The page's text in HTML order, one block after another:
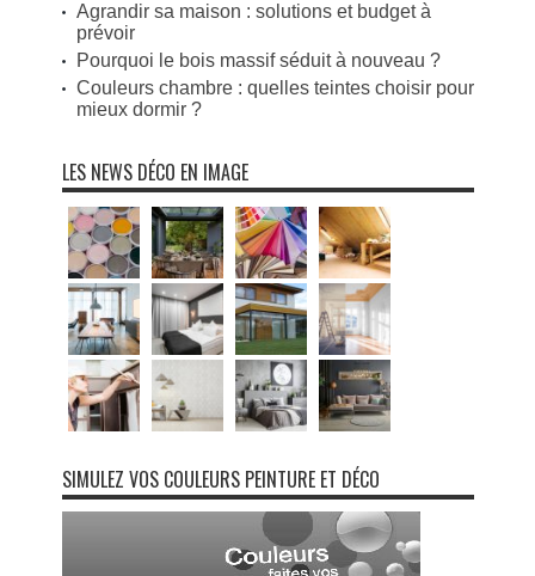
Agrandir sa maison : solutions et budget à
prévoir
Pourquoi le bois massif séduit à nouveau ?
Couleurs chambre : quelles teintes choisir pour
mieux dormir ?
LES NEWS DÉCO EN IMAGE
SIMULEZ VOS COULEURS PEINTURE ET DÉCO